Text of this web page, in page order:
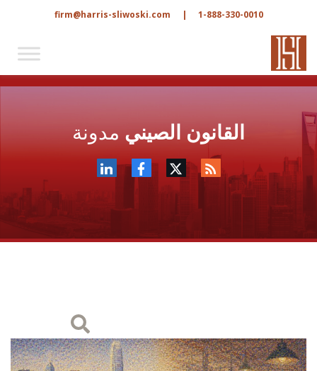
1-888-330-0010
|
firm@harris-sliwoski.com
القانون الصينيمدونة